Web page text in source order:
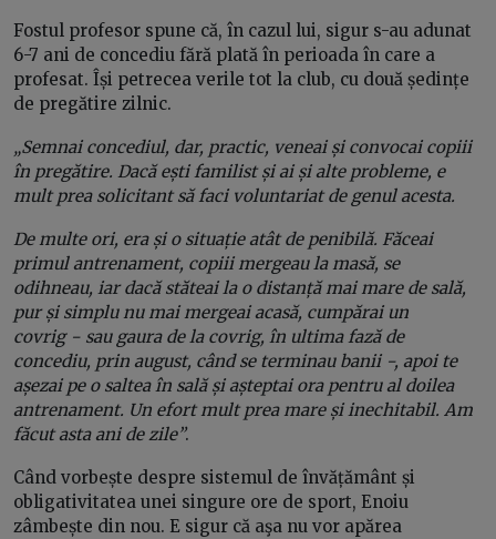
Fostul profesor spune că, în cazul lui, sigur s-au adunat
6-7 ani de concediu fără plată în perioada în care a
profesat. Își petrecea verile tot la club, cu două ședințe
de pregătire zilnic.
„Semnai concediul, dar, practic, veneai și convocai copiii
în pregătire. Dacă ești familist și ai și alte probleme, e
mult prea solicitant să faci voluntariat de genul acesta.
De multe ori, era și o situație atât de penibilă. Făceai
primul antrenament, copiii mergeau la masă, se
odihneau, iar dacă stăteai la o distanță mai mare de sală,
pur și simplu nu mai mergeai acasă, cumpărai un
covrig − sau gaura de la covrig, în ultima fază de
concediu, prin august, când se terminau banii −, apoi te
așezai pe o saltea în sală și așteptai ora pentru al doilea
antrenament. Un efort mult prea mare și inechitabil. Am
făcut asta ani de zile”.
Când vorbește despre sistemul de învățământ și
obligativitatea unei singure ore de sport, Enoiu
zâmbește din nou. E sigur că aşa nu vor apărea